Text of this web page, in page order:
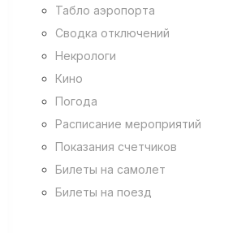
Табло аэропорта
Сводка отключений
Некрологи
Кино
Погода
Расписание мероприятий
Показания счетчиков
Билеты на самолет
Билеты на поезд